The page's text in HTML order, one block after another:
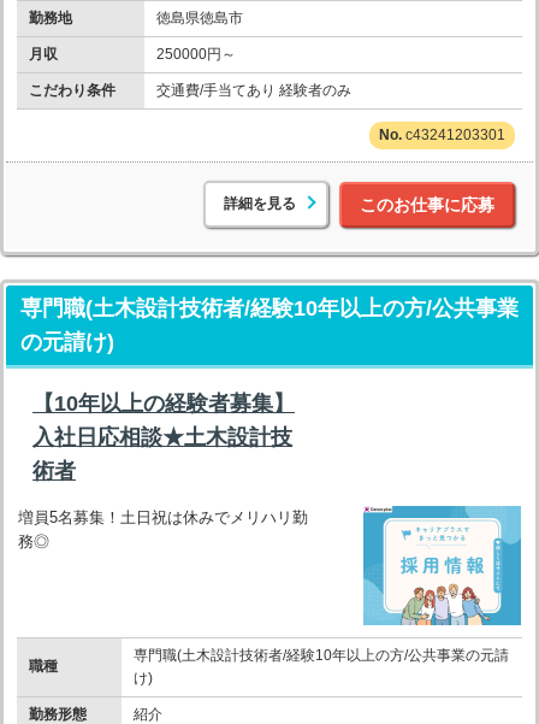
勤務地 徳島県徳島市
月収 250000円～
こだわり条件 交通費/手当てあり 経験者のみ
c43241203301
詳細を見る このお仕事に応募
専門職(土木設計技術者/経験10年以上の方/公共事業
の元請け)
【10年以上の経験者募集】
入社日応相談★土木設計技
術者
増員5名募集！土日祝は休みでメリハリ勤
務◎
職種
専門職(土木設計技術者/経験10年以上の方/公共事業の元請
け)
勤務形態 紹介